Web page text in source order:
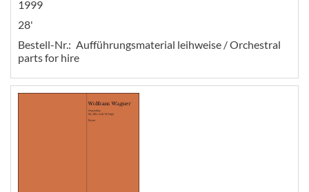
1999
28'
Bestell-Nr.: Aufführungsmaterial leihweise / Orchestral
parts for hire